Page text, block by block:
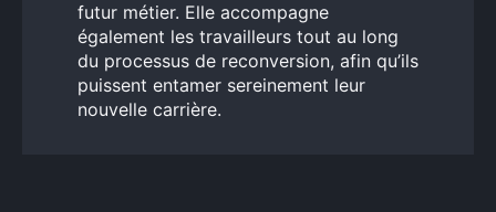
futur métier. Elle accompagne
également les travailleurs tout au long
du processus de reconversion, afin qu’ils
puissent entamer sereinement leur
nouvelle carrière.